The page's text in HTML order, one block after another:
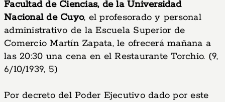
Facultad de Ciencias, de la Universidad
Nacional de Cuyo, el profesorado y personal
administrativo de la Escuela Superior de
Comercio Martín Zapata, le ofrecerá mañana a
las 20:30 una cena en el Restaurante Torchio. (9,
6/10/1939, 5)
Por decreto del Poder Ejecutivo dado por este